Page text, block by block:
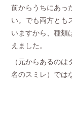
前からうちにあっ
い。でも両方とも
いますから、種類
えました。
（元からあるの
名のスミレ）では